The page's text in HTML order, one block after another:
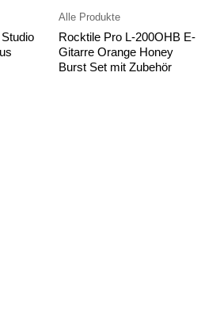
Alle Produkte
Rocktile Pro L-200OHB E-
Gitarre Orange Honey
Burst Set mit Zubehör